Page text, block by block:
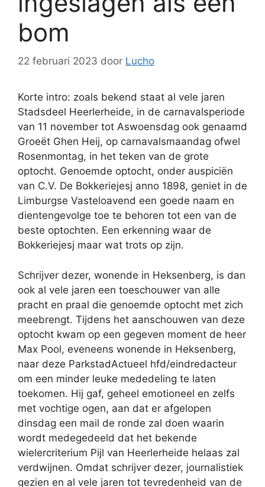
bom
22 februari 2023 door Lucho
Korte intro: zoals bekend staat al vele jaren
Stadsdeel Heerlerheide, in de carnavalsperiode
van 11 november tot Aswoensdag ook genaamd
Groeët Ghen Heij, op carnavalsmaandag ofwel
Rosenmontag, in het teken van de grote
optocht. Genoemde optocht, onder auspiciën
van C.V. De Bokkeriejesj anno 1898, geniet in de
Limburgse Vasteloavend een goede naam en
dientengevolge toe te behoren tot een van de
beste optochten. Een erkenning waar de
Bokkeriejesj maar wat trots op zijn.
Schrijver dezer, wonende in Heksenberg, is dan
ook al vele jaren een toeschouwer van alle
pracht en praal die genoemde optocht met zich
meebrengt. Tijdens het aanschouwen van deze
optocht kwam op een gegeven moment de heer
Max Pool, eveneens wonende in Heksenberg,
naar deze ParkstadActueel hfd/eindredacteur
om een minder leuke mededeling te laten
toekomen. Hij gaf, geheel emotioneel en zelfs
met vochtige ogen, aan dat er afgelopen
dinsdag een mail de ronde zal doen waarin
wordt medegedeeld dat het bekende
wielercriterium Pijl van Heerlerheide helaas zal
verdwijnen. Omdat schrijver dezer, journalistiek
gezien en al vele jaren tot tevredenheid van de